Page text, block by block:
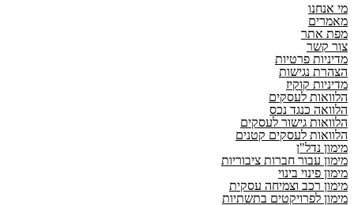
מי אנחנו
מאמרים
מפת אתר
צור קשר
מדיניות פרטיות
הצהרת נגישות
מדיניות קוקיז
הלוואות לעסקים
הלוואה כנגד נכס
הלוואות גישור לעסקים
הלוואות לעסקים קטנים
מימון נדל"ן
מימון עבור חברות ציבוריות
מימון פינוי בינוי
מימון רכב וצמיחה עסקית
מימון לפרויקטים בתשתיות